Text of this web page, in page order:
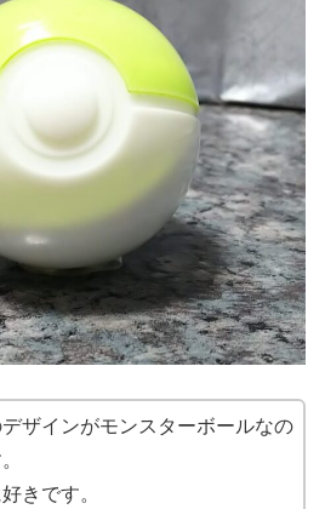
ザインがモンスターボールなの
きです。